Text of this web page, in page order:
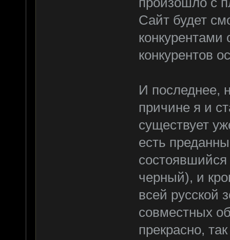
Сайт будет
конкурентами
конкурентов
И последнее,
причине я и
существует
есть
черный), и
всей русской
совместных
прекрасно,